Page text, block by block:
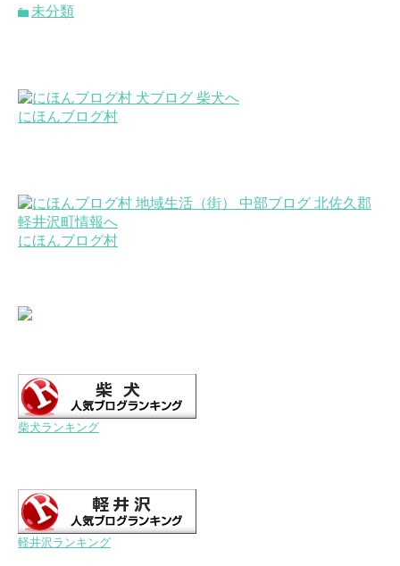
未分類
にほんブログ村
にほんブログ村
柴犬ランキング
軽井沢ランキング